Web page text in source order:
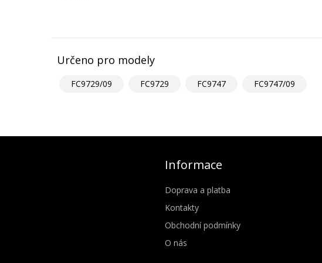
Určeno pro modely
FC9729/09 FC9729 FC9747 FC9747/09
Informace
Doprava a platba
Kontakty
Obchodní podmínky
O nás